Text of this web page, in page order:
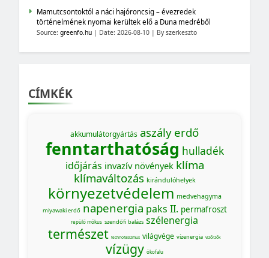
Mamutcsontoktól a náci hajóroncsig – évezredek
történelmének nyomai kerültek elő a Duna medréből
Source: greenfo.hu Date: 2026-08-10 By szerkeszto
CÍMKÉK
akkumulátorgyártás aszály erdő
fenntarthatóság hulladék
időjárás invazív növények klíma
klímaváltozás kirándulóhelyek
környezetvédelem medvehagyma
miyawaki erdő napenergia paks II. permafroszt
repülő mókus szendőfi balázs szélenergia
természet technofasizmus világvége vízenergia vízőrzők
vízügy ökofalu